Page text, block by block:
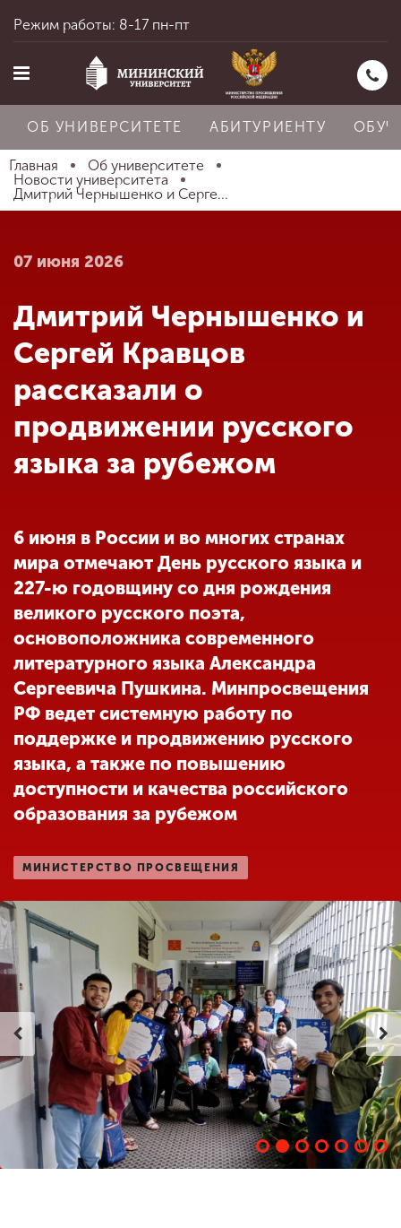
Главная
Абитуриенту
Обучение
Наука
Международная
деятельность
Другие виды
деятельности
Студенческая жизнь
Сведения об
образовательной
организации
ENG SPN CHI
Приемная
комиссия
+7 (831) 262-26-20
Режим работы: 8-17 пн-пт
ОБ УНИВЕРСИТЕТЕ АБИТУРИЕНТУ
Главная
Об университете
Новости университета
Дмитрий Чернышенко и Серге...
07 июня 2026
Дмитрий Чернышенко и
Сергей Кравцов
рассказали о
продвижении русского
языка за рубежом
6 июня в России и во многих странах
мира отмечают День русского языка и
227-ю годовщину со дня рождения
великого русского поэта,
основоположника современного
литературного языка Александра
Сергеевича Пушкина. Минпросвещения
РФ ведет системную работу по
поддержке и продвижению русского
языка, а также по повышению
доступности и качества российского
образования за рубежом
МИНИСТЕРСТВО ПРОСВЕЩЕНИЯ